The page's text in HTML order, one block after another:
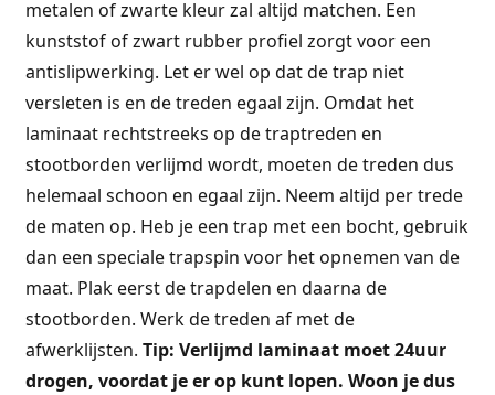
metalen of zwarte kleur zal altijd matchen. Een
kunststof of zwart rubber profiel zorgt voor een
antislipwerking. Let er wel op dat de trap niet
versleten is en de treden egaal zijn. Omdat het
laminaat rechtstreeks op de traptreden en
stootborden verlijmd wordt, moeten de treden dus
helemaal schoon en egaal zijn. Neem altijd per trede
de maten op. Heb je een trap met een bocht, gebruik
dan een speciale trapspin voor het opnemen van de
maat. Plak eerst de trapdelen en daarna de
stootborden. Werk de treden af met de
afwerklijsten. Tip: Verlijmd laminaat moet 24uur
drogen, voordat je er op kunt lopen. Woon je dus